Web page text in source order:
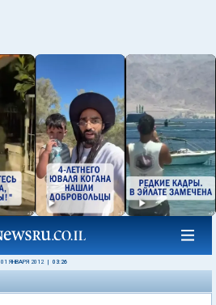
01 ЯНВАРЯ 2012 03:26